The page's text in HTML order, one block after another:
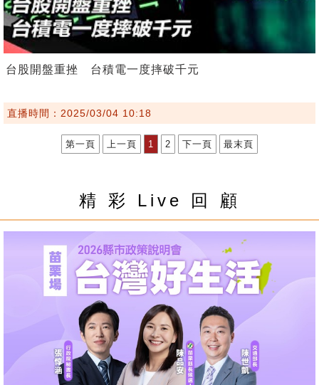
台股開盤重挫 台積電一度摔破千元
直播時間：2025/03/04 10:18
第一頁 上一頁 1 2 下一頁 最末頁
精 彩 Live 回 顧